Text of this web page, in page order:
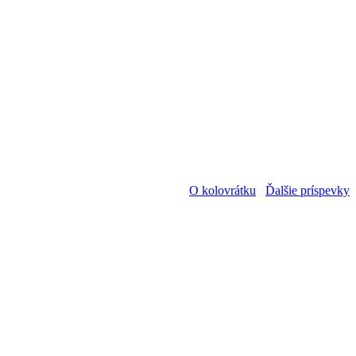
O kolovrátku
Ďalšie príspevky